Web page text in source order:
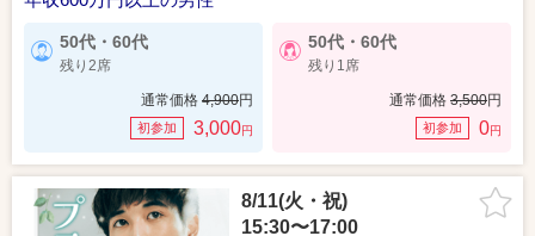
50代・60代
残り2席
通常価格 4,900円
初参加 3,000円
50代・60代
残り1席
通常価格 3,500円
初参加 0円
8/11(火・祝)
15:30〜17:00